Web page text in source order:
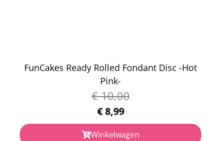
FunCakes Ready Rolled Fondant Disc -Hot
Pink-
€10,00
€8,99
Winkelwagen